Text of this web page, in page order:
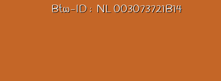
Btw-ID : NL 003073721B14